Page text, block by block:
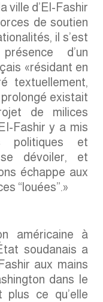
ville d’El-Fashir
de soutien
il s’est
d’un
«résidant en
textuellement,
existait
de milices
Fashir y a mis
politiques et
dévoiler, et
échappe aux
“louées”.»
américaine à
soudanais a
aux mains
dans le
plus ce qu’elle